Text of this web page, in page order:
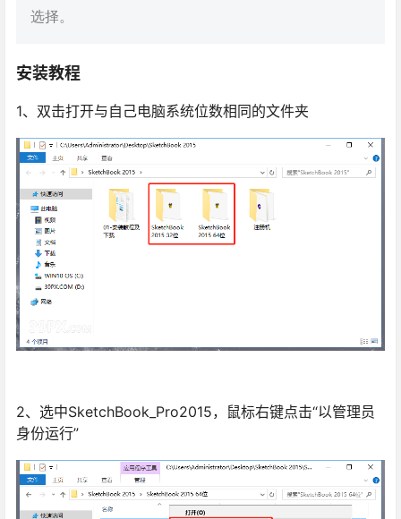
选择。
安装教程
1、双击打开与自己电脑系统位数相同的文件夹
2、选中SketchBook_Pro2015，鼠标右键点击“以管理员
身份运行”